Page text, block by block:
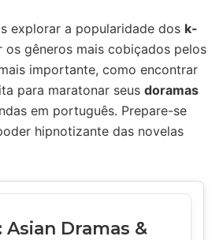
explorar a popularidade dos k-
os gêneros mais cobiçados pelos
importante, como encontrar
para maratonar seus doramas
em português. Prepare-se
hipnotizante das novelas
Asian Dramas &